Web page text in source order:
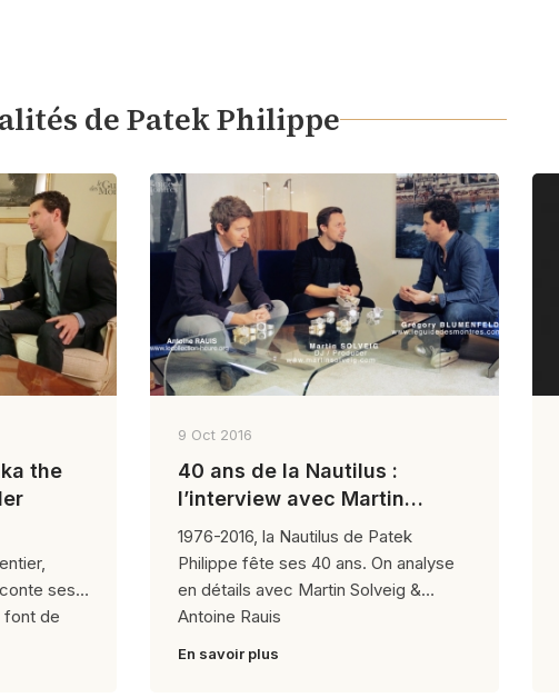
de Patek Philippe
the
ses
font de
9 Oct 2016
40 ans de la Nautilus :
l’interview avec Martin
Solveig et Antoine Rauis
1976-2016, la Nautilus de Patek
Philippe fête ses 40 ans. On analyse
en détails avec Martin Solveig &
Antoine Rauis
En savoir plus